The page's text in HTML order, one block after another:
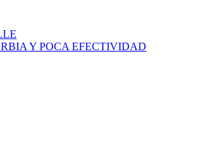
Y POCA EFECTIVIDAD